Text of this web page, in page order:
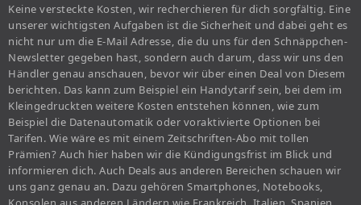
Keine versteckte Kosten, wir recherchieren für dich sorgfältig. Eine
unserer wichtigsten Aufgaben ist die Sicherheit und dabei geht es
nicht nur um die E-Mail Adresse, die du uns für den Schnäppchen-
Newsletter gegeben hast, sondern auch darum, dass wir uns den
Händler genau anschauen, bevor wir über einen Deal von Diesem
berichten. Das kann zum Beispiel ein Handytarif sein, bei dem im
Kleingedruckten weitere Kosten entstehen können, wie zum
Beispiel die Datenautomatik oder voraktivierte Optionen bei
Tarifen. Wie wäre es mit einem Zeitschriften-Abo mit tollen
Prämien? Auch hier haben wir die Kündigungsfrist im Blick und
informieren dich. Auch Deals aus anderen Bereichen schauen wir
uns ganz genau an. Dazu gehören Smartphones, Notebooks,